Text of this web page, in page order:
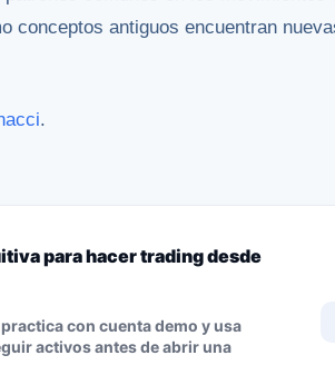
conceptos antiguos encuentran
.
para hacer trading desde
con cuenta demo y usa
activos antes de abrir una